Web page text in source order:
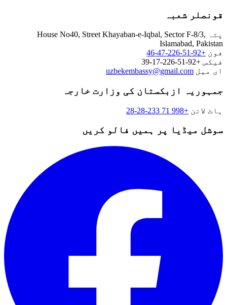
شعبہ
House No40, Street Khayaban-e-Iqbal, Sector F-8/3,
Islamabad,
+92-51-226-47-46
+92-51-226-17-39
میل uzbekembassy@gmail.com
ازبکستان کی وزارت خارجہ
لائن +998 71 233-28-28
میڈیا پر ہمیں فالو کریں